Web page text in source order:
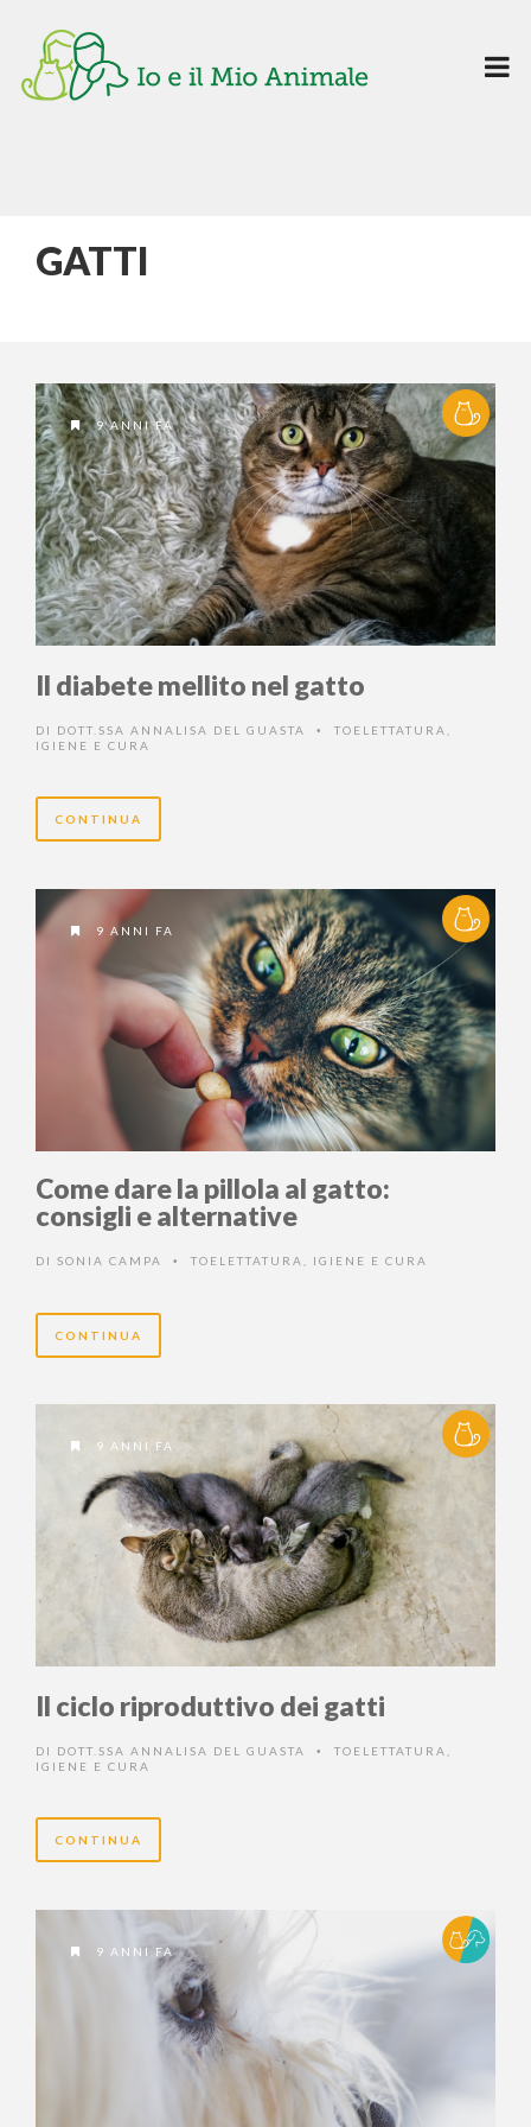
GATTI
9 ANNI FA
Il diabete mellito nel gatto
DI DOTT.SSA ANNALISA DEL GUASTA •
TOELETTATURA,
IGIENE E CURA
CONTINUA
9 ANNI FA
Come dare la pillola al gatto:
consigli e alternative
DI SONIA CAMPA • TOELETTATURA, IGIENE E CURA
CONTINUA
9 ANNI FA
Il ciclo riproduttivo dei gatti
DI DOTT.SSA ANNALISA DEL GUASTA •
TOELETTATURA,
IGIENE E CURA
CONTINUA
9 ANNI FA